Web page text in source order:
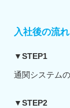
入社後の流れ
▼STEP1
通関システム
▼STEP2